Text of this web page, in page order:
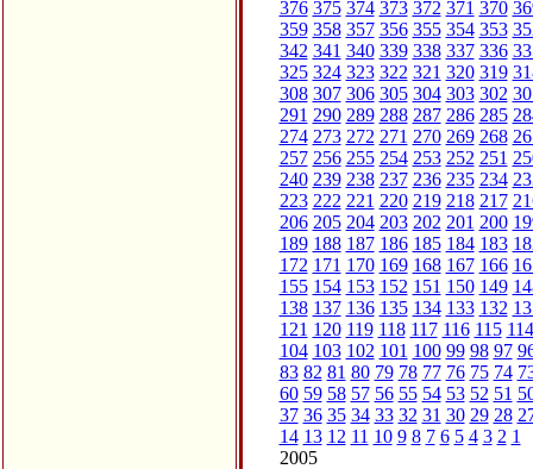
376 375 374 373 372 371 370
359 358 357 356 355 354 353
342 341 340 339 338 337 336
325 324 323 322 321 320 319
308 307 306 305 304 303 302
291 290 289 288 287 286 285
274 273 272 271 270 269 268
257 256 255 254 253 252 251
240 239 238 237 236 235 234
223 222 221 220 219 218 217
206 205 204 203 202 201 200
189 188 187 186 185 184 183
172 171 170 169 168 167 166
155 154 153 152 151 150 149
138 137 136 135 134 133 132
121 120 119 118 117 116 115 114
104 103 102 101 100 99 98 97
83 82 81 80 79 78 77 76 75 74
60 59 58 57 56 55 54 53 52 51
37 36 35 34 33 32 31 30 29 28
14 13 12 11 10 9 8 7 6 5 4 3 2 1
2005